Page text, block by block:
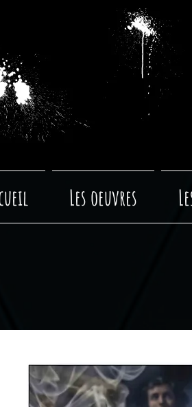
Les oeuvres